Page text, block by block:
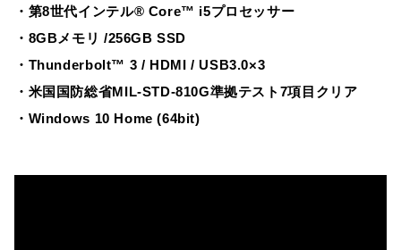
・第8世代インテル® Core™ i5プロセッサー
・8GBメモリ /256GB SSD
・Thunderbolt™ 3 / HDMI / USB3.0×3
・米国国防総省MIL-STD-810G準拠テスト7項目クリア
・Windows 10 Home (64bit)